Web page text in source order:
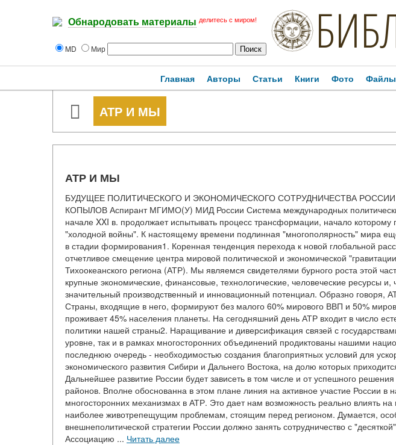
Обнародовать материалы делитесь с миром!
MD Мир
Главная Авторы Статьи Книги Фото Файлы
АТР И МЫ
АТР И МЫ
БУДУЩЕЕ ПОЛИТИЧЕСКОГО И ЭКОНОМИЧЕСКОГО СОТРУДНИЧЕСТВА
КОПЫЛОВ Аспирант МГИМО(У) МИД России Система международных
начале XXI в. продолжает испытывать процесс трансформации, начало
"холодной войны". К настоящему времени подлинная "многополярность" мира
в стадии формирования1. Коренная тенденция перехода к новой глобальной
отчетливое смещение центра мировой политической и экономической
Тихоокеанского региона (АТР). Мы являемся свидетелями бурного роста этой
крупные экономические, финансовые, технологические, человеческие ресурсы и,
значительный производственный и инновационный потенциал. Образно говоря,
Страны, входящие в него, формируют без малого 60% мирового ВВП и 50%
проживает 45% населения планеты. На сегодняшний день АТР входит в число
политики нашей страны2. Наращивание и диверсификация связей с
уровне, так и в рамках многосторонних объединений продиктованы нашими
последнюю очередь - необходимостью создания благоприятных условий для
экономического развития Сибири и Дальнего Востока, на долю которых
Дальнейшее развитие России будет зависеть в том числе и от успешного
районов. Вполне обоснованна в этом плане линия на активное участие России в
многосторонних механизмах в АТР. Это дает нам возможность реально влиять
наиболее животрепещущим проблемам, стоящим перед регионом. Думается,
внешнеполитической стратегии России должно занять сотрудничество с
Ассоциацию ... Читать далее